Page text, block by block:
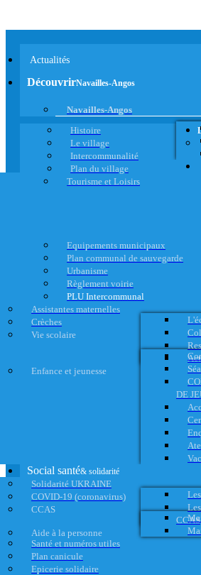
Actualités
DécouvrirNavailles-Angos
Navailles-Angos
Histoire
Le village
Intercommunalité
Plan du village
Tourisme et Loisirs
Equipements municipaux
Plan communal de sauvegarde
Urbanisme
Règlement voirie
PLU Intercommunal
Assistantes maternelles
Crèches
Vie scolaire
Enfance et jeunesse
DE
Social santé& solidarité
Solidarité UKRAINE
COVID-19 (coronavirus)
CCAS
CCAS
Aide à la personne
Santé et numéros utiles
Plan canicule
Epicerie solidaire